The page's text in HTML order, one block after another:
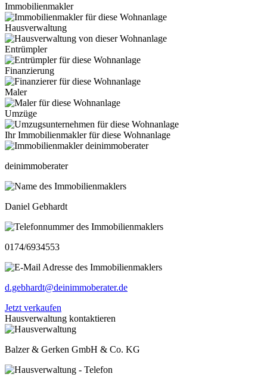
Immobilienmakler
Hausverwaltung
Entrümpler
Finanzierung
Maler
Umzüge
Ihr Immobilienmakler für diese Wohnanlage
deinimmoberater
Daniel Gebhardt
0174/6934553
d.gebhardt@deinimmoberater.de
Jetzt verkaufen
Hausverwaltung kontaktieren
Balzer & Gerken GmbH & Co. KG